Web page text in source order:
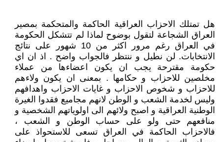
هل تمتلك الاحزاب العراقية الحاكمة والمتحكمة بمصير
العراق الشجاعة لتقول بوضوح لماذا لم تتشكل الحكومة
في العراق رغم مرور اكثر من 10 شهور على نتائج
الانتخابات. لن نطيل و ننتظر فالجواب واضح . اذ ان اي
حكومة مقترحة يجب ان يكون اعضاءها من عملاء
مخلصين للاحزاب و حكامها . بمعنى ان يكون ولاءهم
للاحزاب و شخوص الاحزاب و غايات الاحزاب واهدافهم
وليس لخدمة الشعب و الوطن لانهم مجاميع فقدوا الغيرة
الوطنية العراقية و اصبح ولائهم الى اولوياتهم الشخصية و
منافعهم حتى ولو على حساب الوطن و الشعب ،
فالاحزاب الحاكمة في العراق تسعى للاستحواذ على